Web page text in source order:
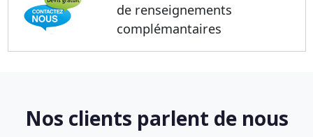
de renseignements
complémantaires
Nos clients parlent de nous